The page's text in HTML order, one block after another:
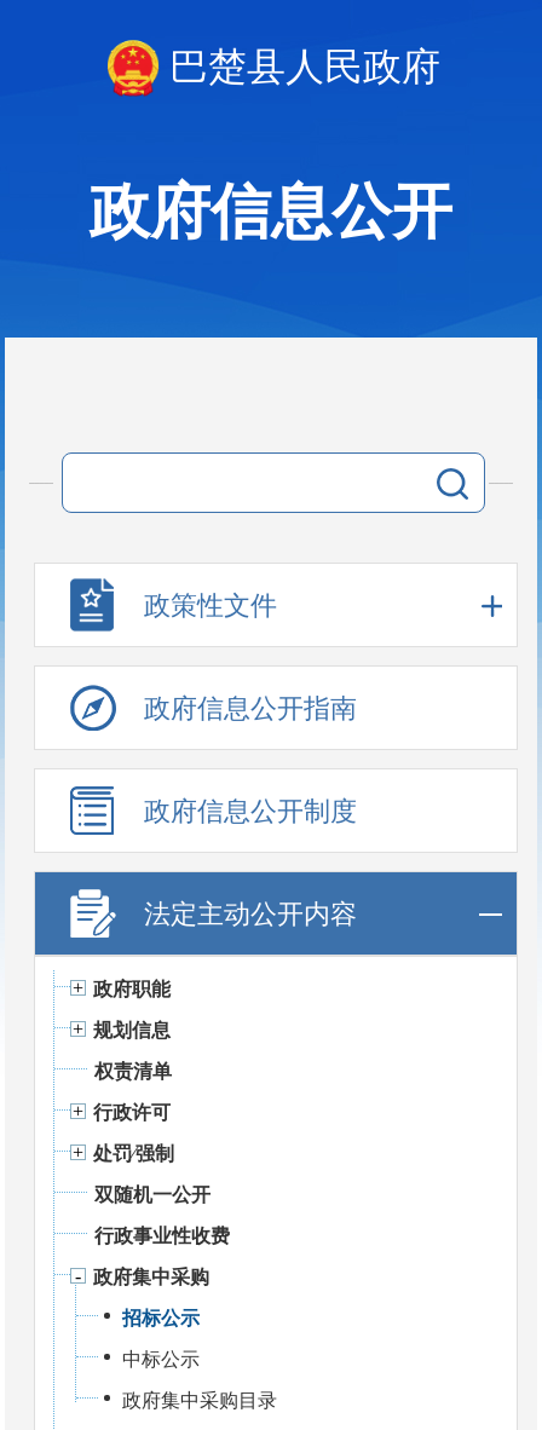
巴楚县人民政府
政府信息公开
政策性文件
政府信息公开指南
政府信息公开制度
法定主动公开内容
政府职能
规划信息
权责清单
行政许可
处罚⁄强制
双随机一公开
行政事业性收费
政府集中采购
招标公示
中标公示
政府集中采购目录